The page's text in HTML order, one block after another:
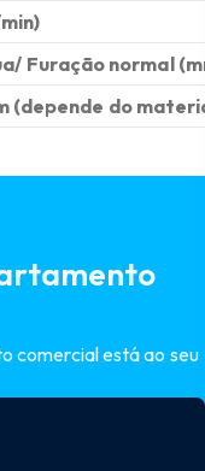
Furação normal
(depende do
comercial está ao seu